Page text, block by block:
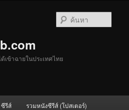
เข้าฉายในประเทศไทย
ซีรีส์ รวมหนังซีรีส์ (โปสเตอร์)